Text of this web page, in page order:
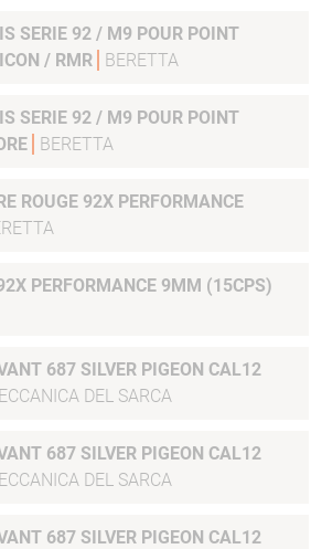
SERIE 92 / M9 POUR POINT
/ RMR
BERETTA
SERIE 92 / M9 POUR POINT
BERETTA
ROUGE 92X PERFORMANCE
PERFORMANCE 9MM (15CPS)
687 SILVER PIGEON CAL12
DEL SARCA
687 SILVER PIGEON CAL12
DEL SARCA
687 SILVER PIGEON CAL12